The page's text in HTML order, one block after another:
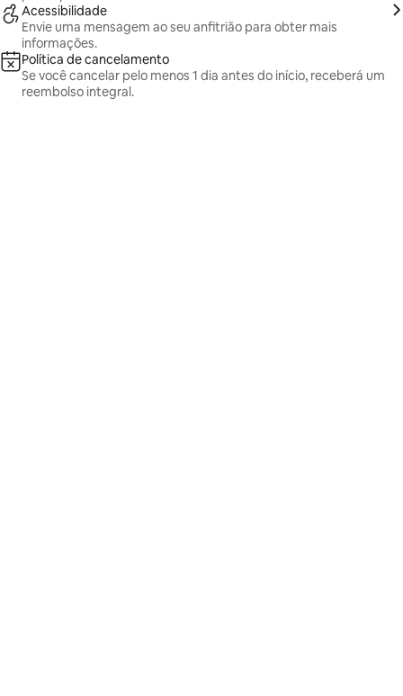
Acessibilidade
Envie uma mensagem ao seu anfitrião para obter mais
informações.
Política de cancelamento
Se você cancelar pelo menos 1 dia antes do início, receberá um
reembolso integral.